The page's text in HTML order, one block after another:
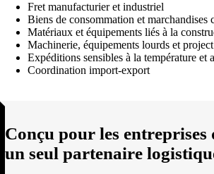
Fret manufacturier et industriel
Biens de consommation et marchandises
Matériaux et équipements liés à la
Machinerie, équipements lourds et
Expéditions sensibles à la température et
Coordination import-export
Conçu pour les entreprises
un seul partenaire